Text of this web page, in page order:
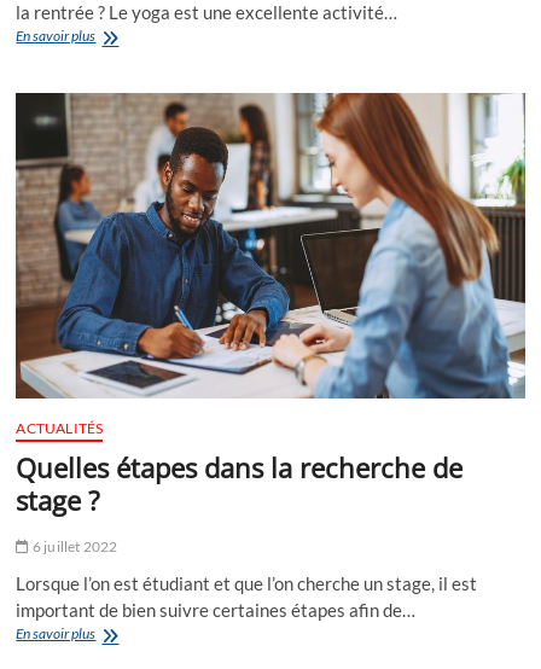
la rentrée ? Le yoga est une excellente activité…
En savoir plus
ACTUALITÉS
Quelles étapes dans la recherche de
stage ?
6 juillet 2022
Lorsque l’on est étudiant et que l’on cherche un stage, il est
important de bien suivre certaines étapes afin de…
En savoir plusQuelles